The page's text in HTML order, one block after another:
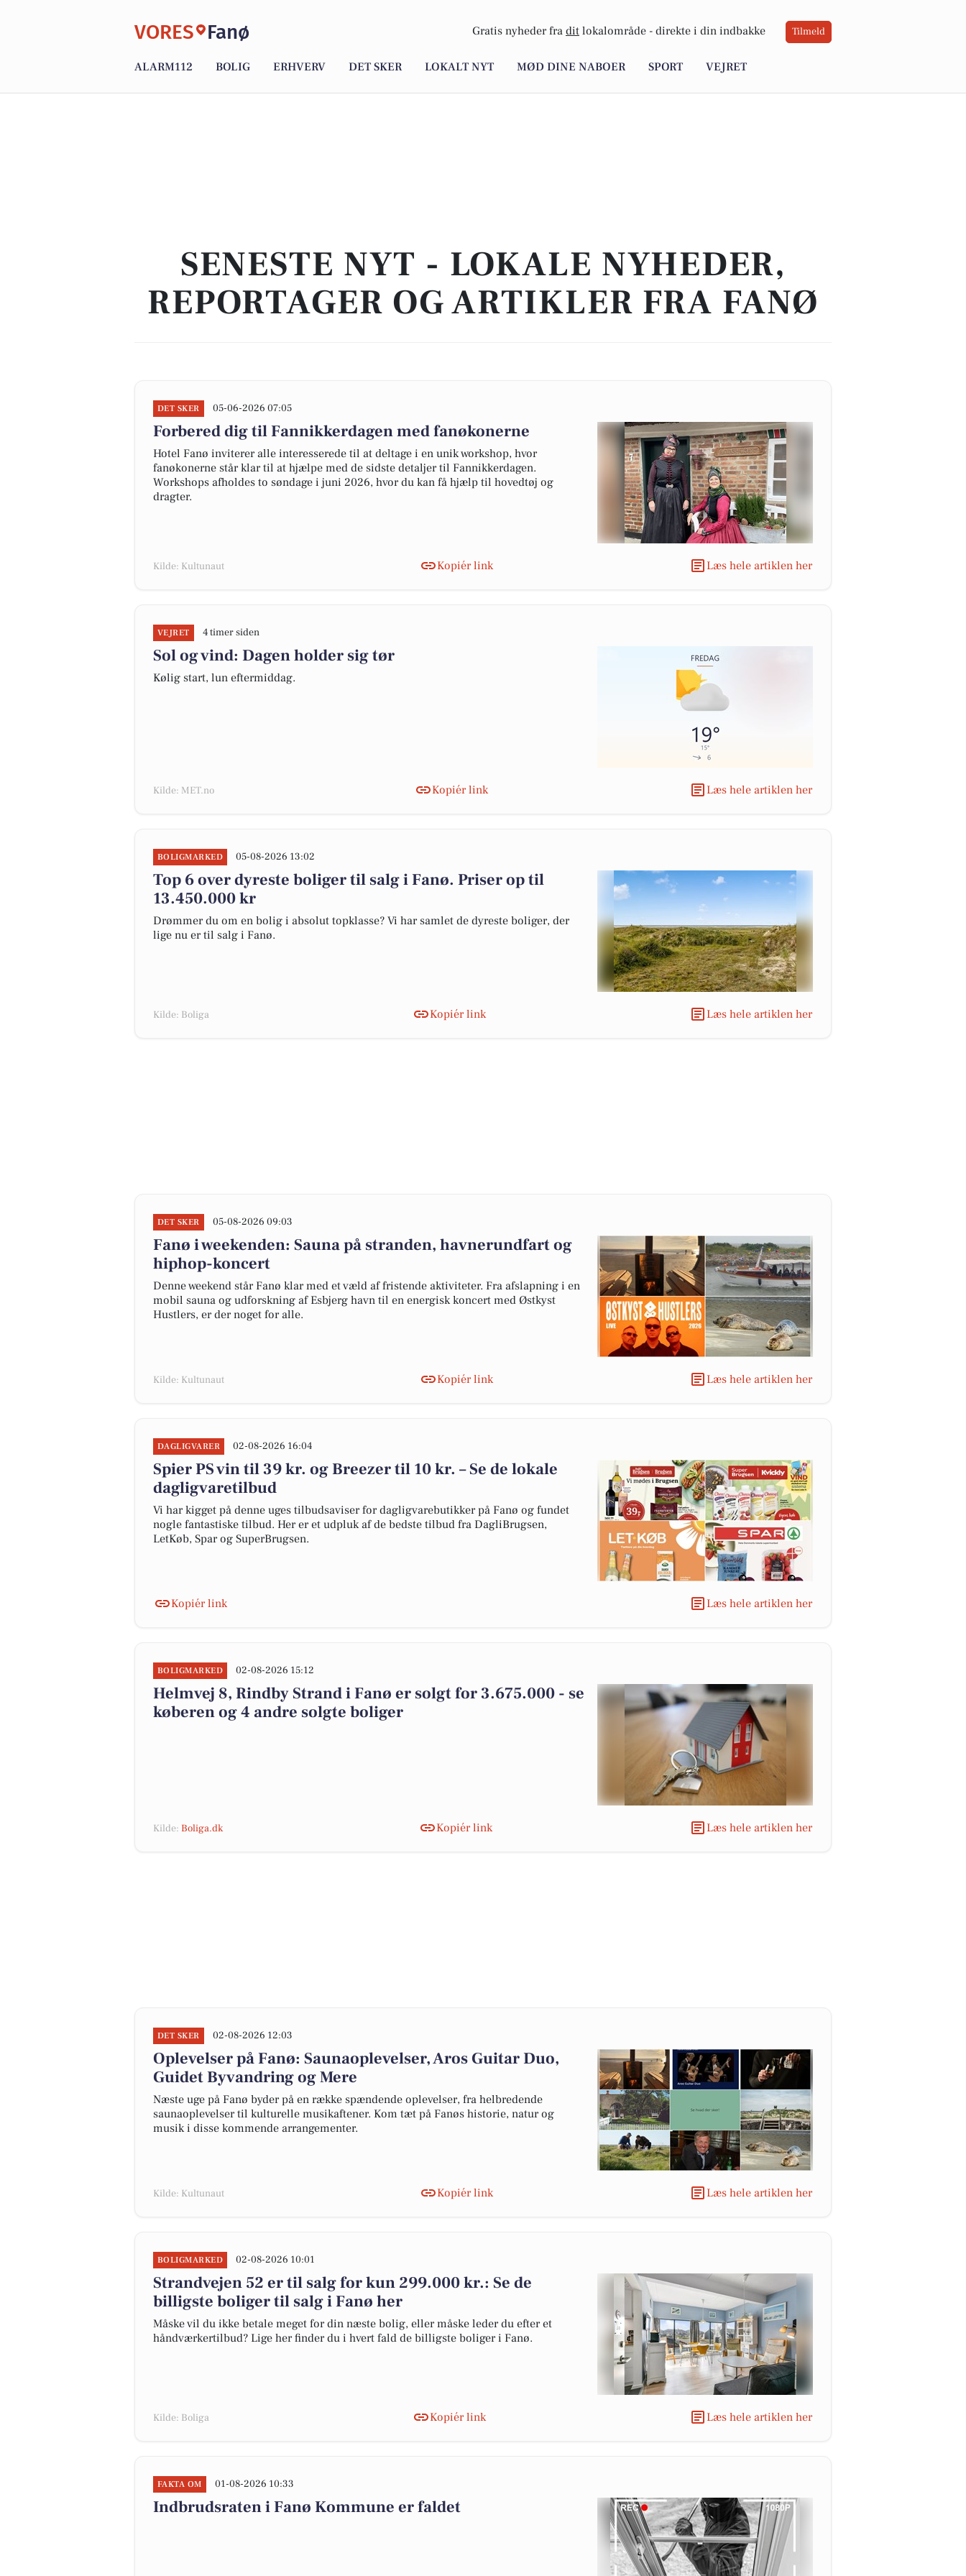
VORES Fanø Gratis nyheder fra dit lokalområde - direkte i din indbakke Tilmeld
ALARM112 BOLIG ERHVERV DET SKER LOKALT NYT MØD DINE NABOER SPORT VEJRET
SENESTE NYT - LOKALE NYHEDER,
REPORTAGER OG ARTIKLER FRA FANØ
DET SKER 05-06-2026 07:05
Forbered dig til Fannikkerdagen med fanøkonerne
Hotel Fanø inviterer alle interesserede til at deltage i en unik workshop, hvor
fanøkonerne står klar til at hjælpe med de sidste detaljer til Fannikkerdagen.
Workshops afholdes to søndage i juni 2026, hvor du kan få hjælp til hovedtøj og
dragter.
Kilde: Kultunaut Kopiér link Læs hele artiklen her
VEJRET 4 timer siden
Sol og vind: Dagen holder sig tør
Kølig start, lun eftermiddag.
Kilde: MET.no Kopiér link Læs hele artiklen her
BOLIGMARKED 05-08-2026 13:02
Top 6 over dyreste boliger til salg i Fanø. Priser op til
13.450.000 kr
Drømmer du om en bolig i absolut topklasse? Vi har samlet de dyreste boliger, der
lige nu er til salg i Fanø.
Kilde: Boliga Kopiér link Læs hele artiklen her
DET SKER 05-08-2026 09:03
Fanø i weekenden: Sauna på stranden, havnerundfart og
hiphop-koncert
Denne weekend står Fanø klar med et væld af fristende aktiviteter. Fra afslapning i en
mobil sauna og udforskning af Esbjerg havn til en energisk koncert med Østkyst
Hustlers, er der noget for alle.
Kilde: Kultunaut Kopiér link Læs hele artiklen her
DAGLIGVARER 02-08-2026 16:04
Spier PS vin til 39 kr. og Breezer til 10 kr. – Se de lokale
dagligvaretilbud
Vi har kigget på denne uges tilbudsaviser for dagligvarebutikker på Fanø og fundet
nogle fantastiske tilbud. Her er et udpluk af de bedste tilbud fra DagliBrugsen,
LetKøb, Spar og SuperBrugsen.
Kopiér link Læs hele artiklen her
BOLIGMARKED 02-08-2026 15:12
Helmvej 8, Rindby Strand i Fanø er solgt for 3.675.000 - se
køberen og 4 andre solgte boliger
Kilde: Boliga.dk Kopiér link Læs hele artiklen her
DET SKER 02-08-2026 12:03
Oplevelser på Fanø: Saunaoplevelser, Aros Guitar Duo,
Guidet Byvandring og Mere
Næste uge på Fanø byder på en række spændende oplevelser, fra helbredende
saunaoplevelser til kulturelle musikaftener. Kom tæt på Fanøs historie, natur og
musik i disse kommende arrangementer.
Kilde: Kultunaut Kopiér link Læs hele artiklen her
BOLIGMARKED 02-08-2026 10:01
Strandvejen 52 er til salg for kun 299.000 kr.: Se de
billigste boliger til salg i Fanø her
Måske vil du ikke betale meget for din næste bolig, eller måske leder du efter et
håndværkertilbud? Lige her finder du i hvert fald de billigste boliger i Fanø.
Kilde: Boliga Kopiér link Læs hele artiklen her
FAKTA OM 01-08-2026 10:33
Indbrudsraten i Fanø Kommune er faldet